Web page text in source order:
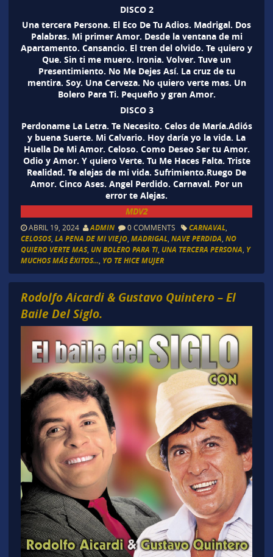
DISCO 2
Una tercera Persona. El Eco De Tu Adios. Madrigal. Dos
Palabras. Mi primer Amor. Desde la ventana de mi
Apartamento. Cansancio. El tren del olvido. Te quiero y
Que. Sin ti me muero. Ironia. Volver. Tuve un
Presentimiento. No Me Dejes Así. La cruz de tu
mentira. Soy. Una Cerveza. No quiero verte mas. Un
Bolero Para Ti. Pequeño y gran Amor.
DISCO 3
Perdoname La Letra. Te Necesito. Celos de María.Adiós
y buena Suerte. Mi Calvario. Hoy daría yo la vida. La
Huella De Mi Amor. Celoso. Como Deseo Ser tu Amor.
Odio y Amor. Y quiero Verte. Tu Me Haces Falta. Triste
Realidad. Te alejas de mi vida. Sufrimiento.Ruego De
Amor. Cinco Ases. Angel Perdido. Carnaval. Por un
error te Alejas.
MDV2
ABRIL 19, 2024 ADMIN 0 COMMENTS CARNAVAL,
CELOSOS, LA PENA DE MI VIEJO, MADRIGAL, NAVE PERDIDA NO
QUIERO VERTE MAS, UN BOLERO PARA TI, UNA TERCERA PERSONA Y
MUCHOS MÁS ÉXITOS... YO TE HICE MUJER
Rodolfo Aicardi & Gustavo Quintero – El
Baile Del Siglo.